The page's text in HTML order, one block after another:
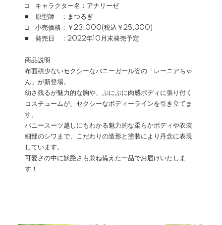
□ キャラクター名：アナリーゼ
■ 原型師 ：まつるぎ
□ 小売価格：￥23,000(税込￥25,300)
■ 発売日 ：2022年10月末発売予定
商品説明
布面積少ないセクシーなバニーガール姿の「レーニアちゃ
ん」が新登場。
幼さ残るが魅力的な胸や、ぷにぷに肉感ボディに張り付く
コスチュームが、セクシーなボディーラインを引き立てま
す。
バニースーツ越しにもわかる魅力的な柔らかボディや衣装
細部のシワまで、こだわりの造形と塗装により丹念に表現
しています。
可愛さの中に妖艶さも兼ね備えた一品でお届けいたしま
す！